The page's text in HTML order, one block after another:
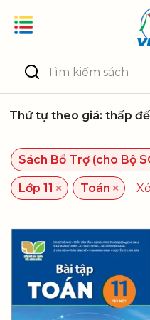
Tìm
kiếm:
Sách Bổ Trợ (cho Bộ
Lớp 11 × Toán ×